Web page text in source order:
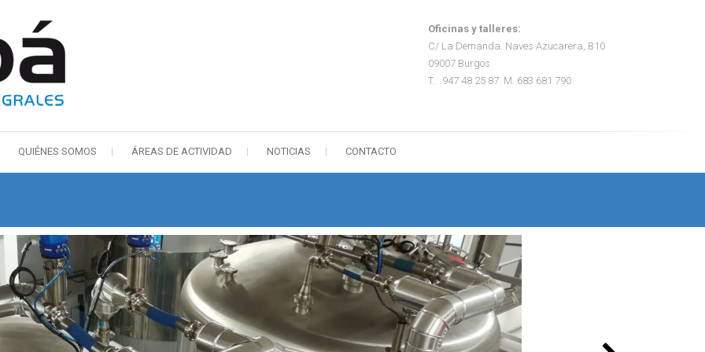
AUBÁ
Oficinas y talleres:
C/ La Demanda. Naves Azucarera, B10
09007 Burgos
T. 947 48 25 87 M. 683 681 790
QUIÉNES SOMOS ÁREAS DE ACTIVIDAD NOTICIAS CONTACTO